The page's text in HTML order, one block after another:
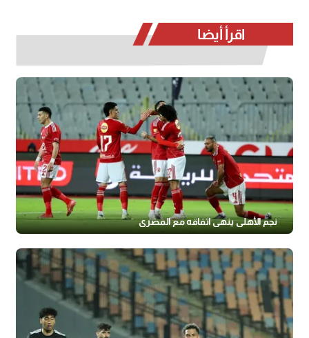
اقرأ أيضا
نجم الأهلي ينهي اتفاقه مع المصري